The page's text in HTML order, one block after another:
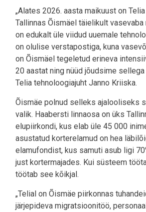
„Alates 2026. aasta maikuust on
Tallinnas Õismäel täielikult
on edukalt üle viidud uuemale
on olulise verstapostiga, kuna
on Õismäel tegeletud erineva
20 aastat ning nüüd jõudsime sellega
Telia tehnoloogiajuht Janno Kriiska.
Õismäe polnud selleks ajalooliseks
valik. Haabersti linnaosa on üks
elupiirkondi, kus elab üle 45 000
asustatud korterelamud on hea
elamufondist, kus samuti asub ligi
just kortermajades. Kui süsteem
töötab see kõikjal.
„Telial on Õismäe piirkonnas
järjepideva migratsioonitöö,